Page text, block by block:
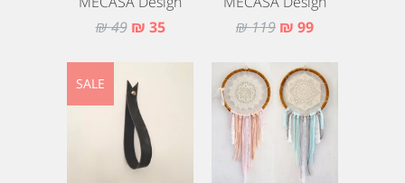
35 ₪
49 ₪
99 ₪
119 ₪
SALE